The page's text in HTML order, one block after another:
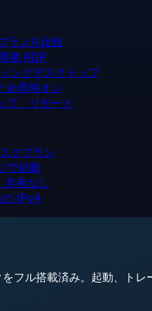
ランを比較
者 RDP
ングデスクトップ
め常時オン
プ、リモート
クプラン
で起動
共有なし
の IPv4
フル搭載済み。起動、トレ